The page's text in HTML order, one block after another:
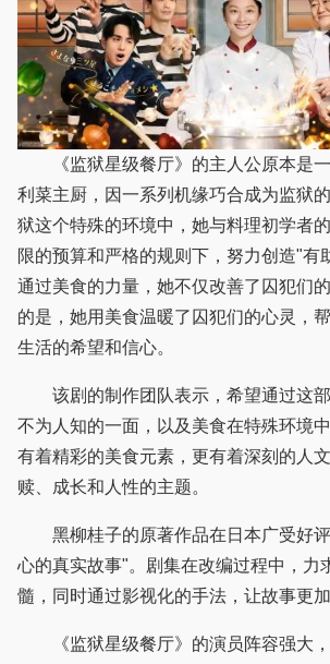
《监狱星级餐厅》的主人公原本是一
利菜主厨，因一系列机缘巧合成为监狱
狱这个特殊的环境中，她与料理初学者
限的预算和严格的规则下，努力创造"有
通过美食的力量，她不仅改善了囚犯们
的是，她用美食温暖了囚犯们的心灵，
生活的希望和信心。
该剧的制作团队表示，希望通过这部
不为人知的一面，以及美食在特殊环境
有着精彩的美食元素，更有着深刻的人
赎、成长和人性的主题。
黑柳桂子的原著作品在日本广受好评
心的真实故事"。剧集在改编过程中，力
髓，同时通过影视化的手法，让故事更加
《监狱星级餐厅》的演员阵容强大，